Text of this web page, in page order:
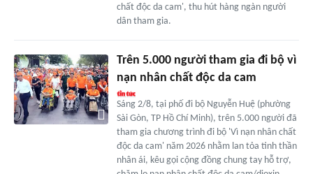
chất độc da cam', thu hút hàng ngàn người
dân tham gia.
Trên 5.000 người tham gia đi bộ vì
nạn nhân chất độc da cam
Sáng 2/8, tại phố đi bộ Nguyễn Huệ (phường
Sài Gòn, TP Hồ Chí Minh), trên 5.000 người đã
tham gia chương trình đi bộ 'Vì nạn nhân chất
độc da cam' năm 2026 nhằm lan tỏa tinh thần
nhân ái, kêu gọi cộng đồng chung tay hỗ trợ,